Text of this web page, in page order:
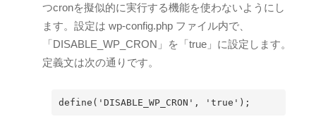
つcronを擬似的に実行する機能を使わないようにし
ます。設定は wp-config.php ファイル内で、
「DISABLE_WP_CRON」を「true」に設定します。
定義文は次の通りです。
define('DISABLE_WP_CRON', 'true');